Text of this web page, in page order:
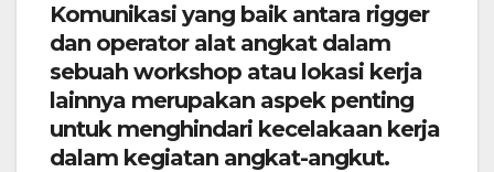
Komunikasi yang baik antara rigger
dan operator alat angkat dalam
sebuah workshop atau lokasi kerja
lainnya merupakan aspek penting
untuk menghindari kecelakaan kerja
dalam kegiatan angkat-angkut.